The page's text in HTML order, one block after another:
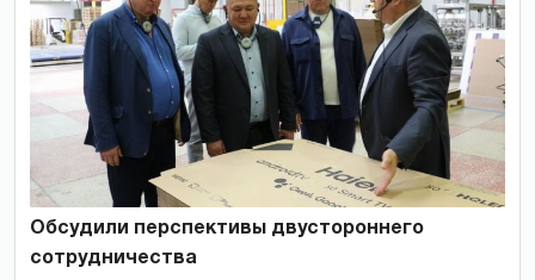
Обсудили перспективы двустороннего
сотрудничества